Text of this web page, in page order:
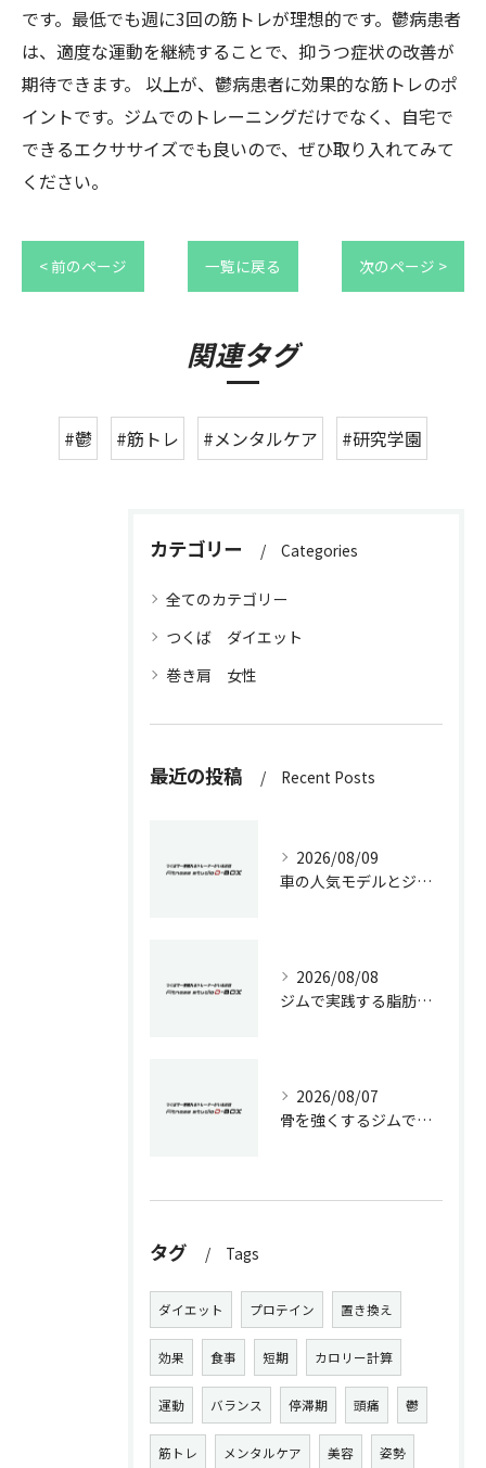
です。最低でも週に3回の筋トレが理想的です。鬱病患者
は、適度な運動を継続することで、抑うつ症状の改善が
期待できます。 以上が、鬱病患者に効果的な筋トレのポ
イントです。ジムでのトレーニングだけでなく、自宅で
できるエクササイズでも良いので、ぜひ取り入れてみて
ください。
< 前のページ 一覧に戻る 次のページ >
関連タグ
#鬱 #筋トレ #メンタルケア #研究学園
カテゴリー Categories
全てのカテゴリー
つくば ダイエット
巻き肩 女性
最近の投稿 Recent Posts
2026/08/09
車の人気モデルとジムの魅力徹底解説
2026/08/08
ジムで実践する脂肪吸収抑制メソッド
2026/08/07
骨を強くするジムでの生活習慣改善術
タグ Tags
ダイエット プロテイン 置き換え
効果 食事 短期 カロリー計算
運動 バランス 停滞期 頭痛 鬱
筋トレ メンタルケア 美容 姿勢